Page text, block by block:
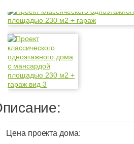
Цена проекта дома: